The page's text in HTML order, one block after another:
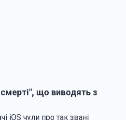
що виводять з
iOS чули про так звані